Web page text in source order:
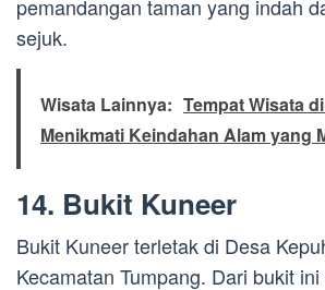
pemandangan taman yang indah
sejuk.
Wisata Lainnya: Tempat Wisata
Menikmati Keindahan Alam yang
14. Bukit Kuneer
Bukit Kuneer terletak di Desa
Kecamatan Tumpang. Dari bukit